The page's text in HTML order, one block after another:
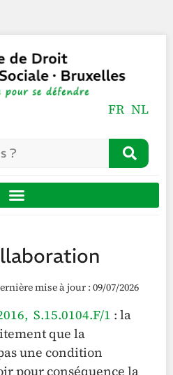
FR NL
mise à jour : 09/07/2026
S.15.0104.F/1 : la
que la
une condition
pour conséquence la